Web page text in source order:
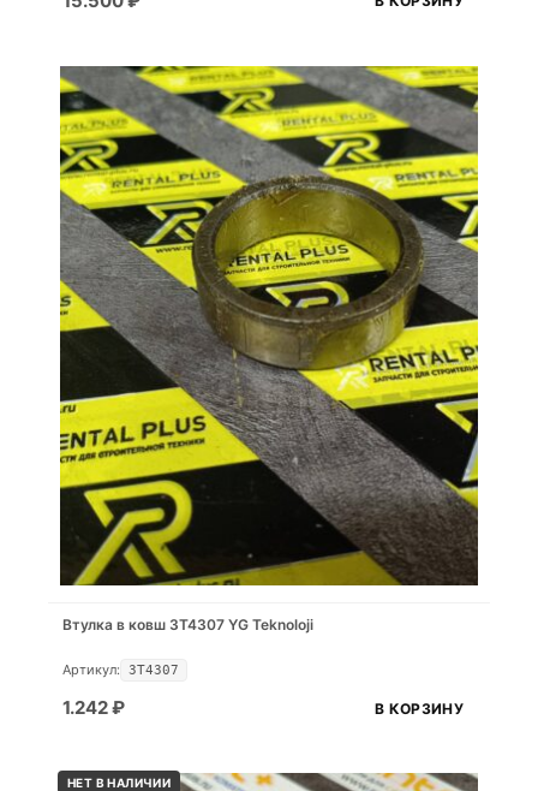
Втулка в ковш 3T4307 YG Teknoloji
Артикул: 3T4307
1.242₽ В КОРЗИНУ
НЕТ В НАЛИЧИИ